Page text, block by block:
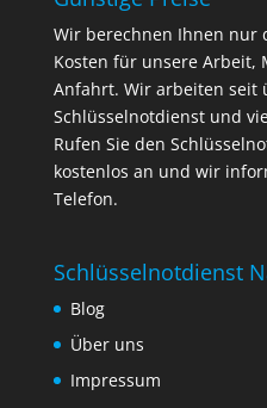
Wir berechnen Ihnen nur
Kosten für unsere Arbeit,
Anfahrt. Wir arbeiten seit
Schlüsselnotdienst und
Rufen Sie den
kostenlos an und wir
Telefon.
Schlüsselnotdienst
Blog
Über uns
Impressum